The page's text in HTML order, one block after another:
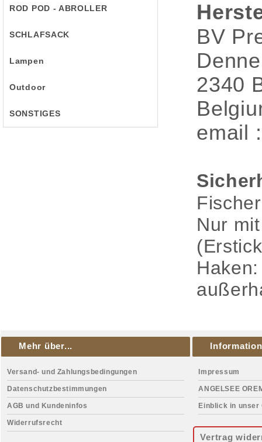
ROD POD - ABROLLER
SCHLAFSACK
Lampen
Outdoor
SONSTIGES
BV
2340
email
Nur
Mehr über...
Versand- und Zahlungsbedingungen
Datenschutzbestimmungen
AGB und Kundeninfos
Widerrufsrecht
Impressum
ANGELSEE
Einblick in unser
Vertrag